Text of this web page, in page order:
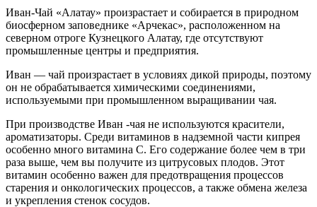
Иван-Чай «Алатау» произрастает и собирается в природном
биосферном заповеднике «Арчекас», расположенном на
северном отроге Кузнецкого Алатау, где отсутствуют
промышленные центры и предприятия.
Иван — чай произрастает в условиях дикой природы, поэтому
он не обрабатывается химическими соединениями,
используемыми при промышленном выращивании чая.
При производстве Иван -чая не используются красители,
ароматизаторы. Среди витаминов в надземной части кипрея
особенно много витамина С. Его содержание более чем в три
раза выше, чем вы получите из цитрусовых плодов. Этот
витамин особенно важен для предотвращения процессов
старения и онкологических процессов, а также обмена железа
и укрепления стенок сосудов.